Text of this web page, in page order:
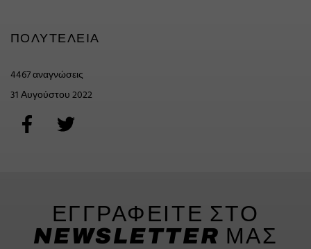
ΠΟΛΥΤΈΛΕΙΑ
4467 αναγνώσεις
31 Αυγούστου 2022
ΕΓΓΡΑΦΕΙΤΕ ΣΤΟ
NEWSLETTER ΜΑΣ